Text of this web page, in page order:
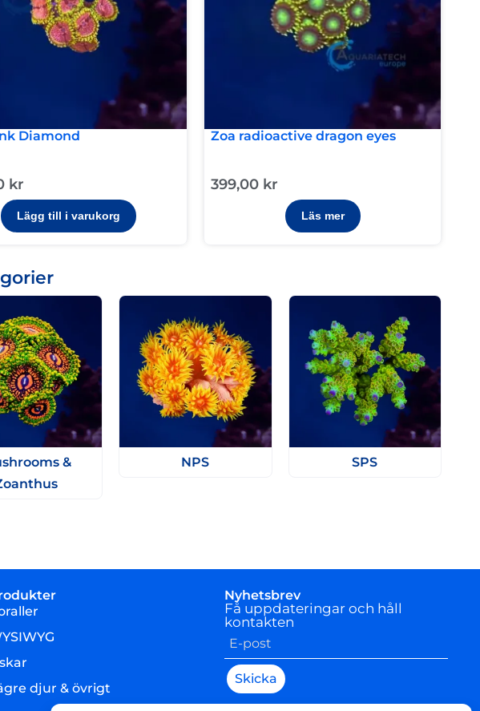
Diamond
kr
Lägg till i varukorg
Zoa radioactive dragon eyes
399,00 kr
Läs mer
&
NPS SPS
djur & övrigt
Nyhetsbrev
Få uppdateringar och håll
kontakten
Skicka